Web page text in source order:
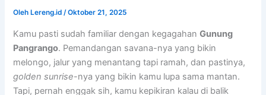
Oleh Lereng.id/Oktober 21, 2025
Kamu pasti sudah familiar dengan kegagahanGunung
Pangrango. Pemandangan savana-nya yang bikin
melongo, jalur yang menantang tapi ramah, dan pastinya,
golden sunrise-nya yang bikin kamu lupa sama mantan.
Tapi, pernah enggak sih, kamu kepikiran kalau di balik